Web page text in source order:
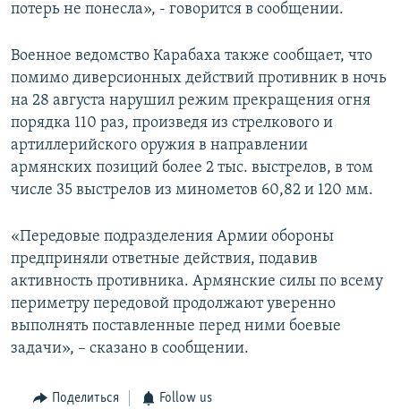
потерь не понесла», - говорится в сообщении.
Военное ведомство Карабаха также сообщает, что
помимо диверсионных действий противник в ночь
на 28 августа нарушил режим прекращения огня
порядка 110 раз, произведя из стрелкового и
артиллерийского оружия в направлении
армянских позиций более 2 тыс. выстрелов, в том
числе 35 выстрелов из минометов 60,82 и 120 мм.
«Передовые подразделения Армии обороны
предприняли ответные действия, подавив
активность противника. Армянские силы по всему
периметру передовой продолжают уверенно
выполнять поставленные перед ними боевые
задачи», – сказано в сообщении.
Поделиться Follow us